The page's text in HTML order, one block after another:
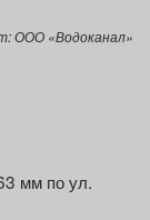
ООО «Водоканал»
мм по ул.